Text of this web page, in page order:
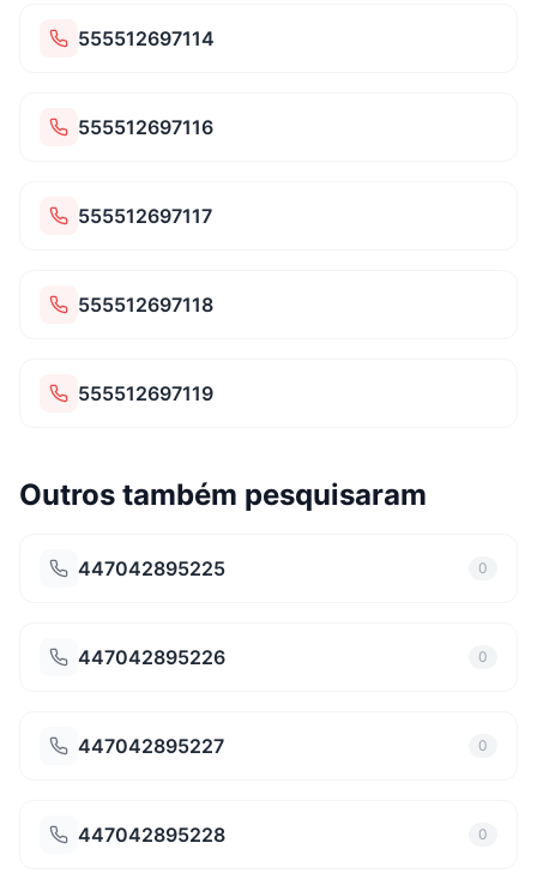
555512697114
555512697116
555512697117
555512697118
555512697119
Outros também pesquisaram
447042895225 0
447042895226 0
447042895227 0
447042895228 0